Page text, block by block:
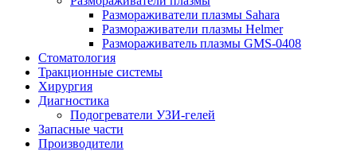
Размораживатели плазмы Sahara
Размораживатели плазмы Helmer
Размораживатель плазмы GMS-0408
Стоматология
Тракционные системы
Хирургия
Диагностика
Подогреватели УЗИ-гелей
Запасные части
Производители